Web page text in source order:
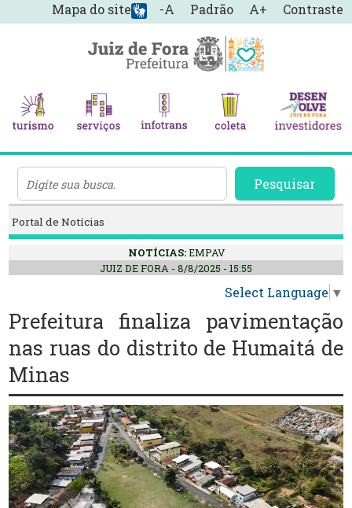
-A Padrão A+ Contraste
Mapa do site
Pesquisar
Portal de Notícias
NOTÍCIAS:EMPAV
JUIZ DE FORA - 8/8/2025 - 15:55
Select Language ▼
Prefeitura finaliza pavimentação
nas ruas do distrito de Humaitá de
Minas